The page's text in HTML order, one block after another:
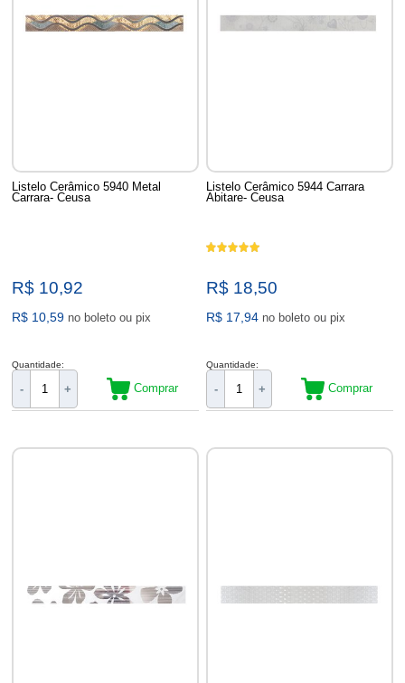
Listelo Cerâmico 5940 Metal
Carrara- Ceusa
R$ 10,92
R$ 10,59 no boleto ou pix
Quantidade:
- + Comprar
Listelo Cerâmico 5944 Carrara
Abitare- Ceusa
R$ 18,50
R$ 17,94 no boleto ou pix
Quantidade:
- + Comprar